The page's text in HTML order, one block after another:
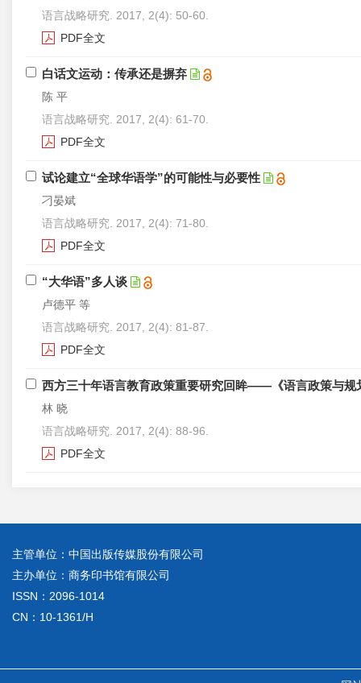
语言战略研究. 2017, 2(4): 50-60.
PDF全文
白话文运动：传承还是摒弃
陈 平
语言战略研究. 2017, 2(4): 61-70.
PDF全文
试论建立“全球华语学”的可能性与必要性
刁晏斌
语言战略研究. 2017, 2(4): 71-80.
PDF全文
“大华语”多人谈
卢德平 等
语言战略研究. 2017, 2(4): 81-87.
PDF全文
西方三十年语言教育政策重要研究回眸——《语言政策与规
林 晓
语言战略研究. 2017, 2(4): 88-96.
PDF全文
主管单位：中国出版传媒股份有限公司
主办单位：商务印书馆有限公司
ISSN：2096-1014
CN：10-1361/H